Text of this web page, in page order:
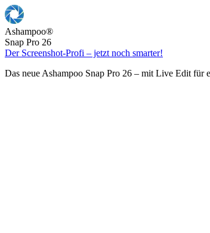
Ashampoo®
Snap Pro 26
Der Screenshot-Profi – jetzt noch smarter!
Das neue Ashampoo Snap Pro 26 – mit Live Edit für